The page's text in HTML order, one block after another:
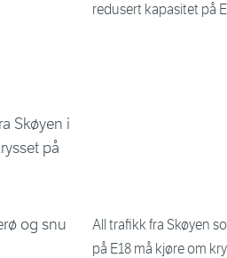
redusert kapasitet på
Skøyen i
på
All trafikk fra Skøyen
på E18 må kjøre om